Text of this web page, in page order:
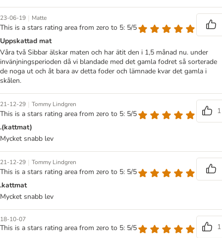
23-06-19 | Matte
This is a stars rating area from zero to 5: 5/5
Uppskattad mat
Våra två Sibbar älskar maten och har ätit den i 1,5 månad nu. under
invänjningsperioden då vi blandade med det gamla fodret så sorterade
de noga ut och åt bara av detta foder och lämnade kvar det gamla i
skålen.
21-12-29 | Tommy Lindgren
This is a stars rating area from zero to 5: 5/5
1
.(kattmat)
Mycket snabb lev
21-12-29 | Tommy Lindgren
This is a stars rating area from zero to 5: 5/5
.kattmat
Mycket snabb lev
18-10-07
This is a stars rating area from zero to 5: 5/5
1